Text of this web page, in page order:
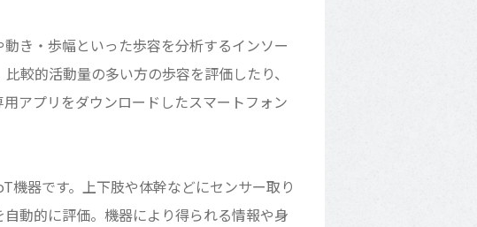
き・歩幅といった歩容を分析するインソー
較的活動量の多い方の歩容を評価したり、
アプリをダウンロードしたスマートフォン
機器です。上下肢や体幹などにセンサー取り
動的に評価。機器により得られる情報や身